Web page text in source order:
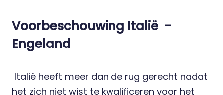
Voorbeschouwing Italië -
Engeland
Italië heeft meer dan de rug gerecht nadat
het zich niet wist te kwalificeren voor het